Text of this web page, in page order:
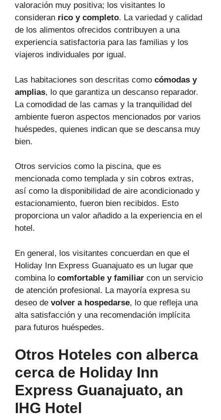
valoración muy positiva; los visitantes lo
consideran rico y completo. La variedad y calidad
de los alimentos ofrecidos contribuyen a una
experiencia satisfactoria para las familias y los
viajeros individuales por igual.
Las habitaciones son descritas como cómodas y
amplias, lo que garantiza un descanso reparador.
La comodidad de las camas y la tranquilidad del
ambiente fueron aspectos mencionados por varios
huéspedes, quienes indican que se descansa muy
bien.
Otros servicios como la piscina, que es
mencionada como templada y sin cobros extras,
así como la disponibilidad de aire acondicionado y
estacionamiento, fueron bien recibidos. Esto
proporciona un valor añadido a la experiencia en el
hotel.
En general, los visitantes concuerdan en que el
Holiday Inn Express Guanajuato es un lugar que
combina lo comfortable y familiar con un servicio
de atención profesional. La mayoría expresa su
deseo de volver a hospedarse, lo que refleja una
alta satisfacción y una recomendación implícita
para futuros huéspedes.
Otros Hoteles con alberca
cerca de Holiday Inn
Express Guanajuato, an
IHG Hotel